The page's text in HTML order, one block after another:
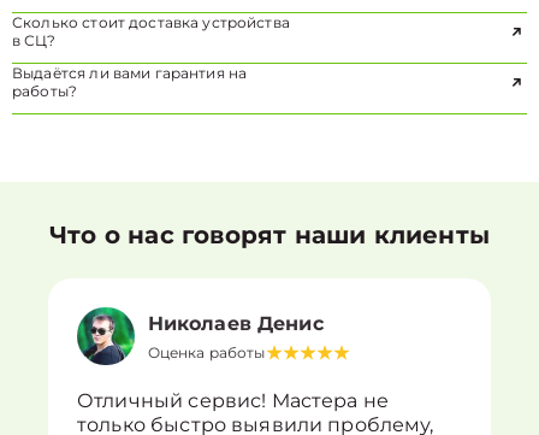
Сколько стоит доставка устройства
в СЦ?
Выдаётся ли вами гарантия на
работы?
Что о нас говорят наши клиенты
Николаев Денис
Оценка работы
Отличный сервис! Мастера не
только быстро выявили проблему,